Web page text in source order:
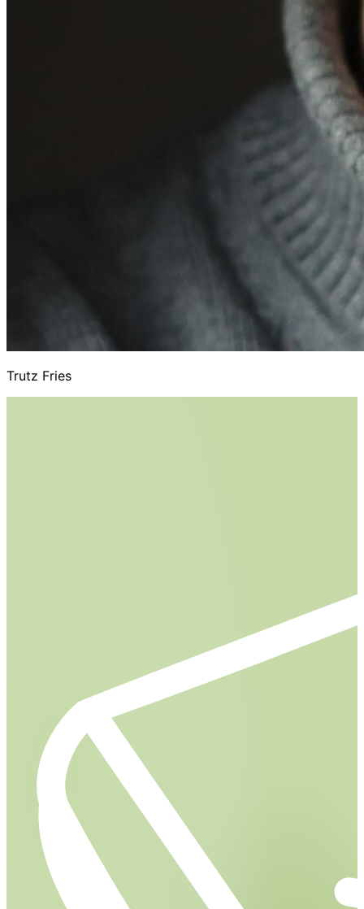
Trutz Fries